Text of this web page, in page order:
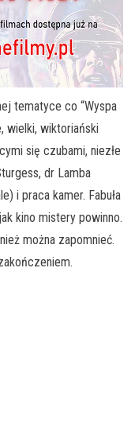
tematyce co “Wyspa
wielki, wiktoriański
się czubami, niezłe
dr Lamba
i praca kamer. Fabuła
kino mistery powinno.
można zapomnieć.